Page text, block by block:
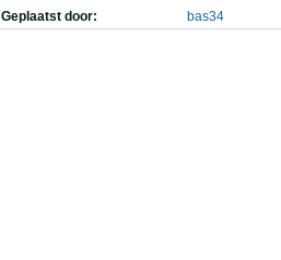
Geplaatst door: bas34